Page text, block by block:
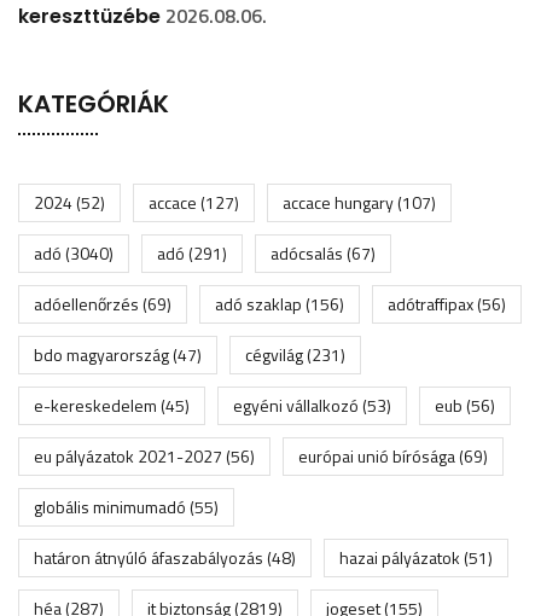
kereszttüzébe 2026.08.06.
KATEGÓRIÁK
2024(52) accace(127) accace hungary(107)
adó(3040) adó(291) adócsalás(67)
adóellenőrzés(69) adó szaklap(156) adótraffipax(56)
bdo magyarország(47) cégvilág(231)
e-kereskedelem(45) egyéni vállalkozó(53) eub(56)
eu pályázatok 2021-2027(56) európai unió bírósága(69)
globális minimumadó(55)
határon átnyúló áfaszabályozás(48) hazai pályázatok(51)
héa(287) it biztonság(2819) jogeset(155)